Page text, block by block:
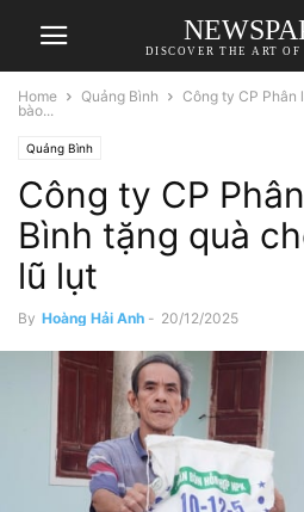
DISCOVER THE ART OF
Home Quảng Bình
Công ty CP Phân
bào...
Quảng Bình
Công ty CP
Bình tặng quà
lũ lụt
By Hoàng Hải Anh - 20/12/2025